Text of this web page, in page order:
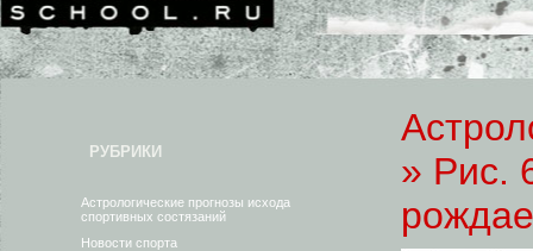
РУБРИКИ
Астрологические прогнозы исхода
спортивных состязаний
Новости спорта
» Рис.